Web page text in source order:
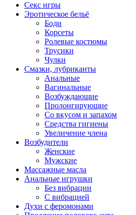
Секс игры
Эротическое бельё
Боди
Корсеты
Ролевые костюмы
Трусики
Чулки
Смазки, лубриканты
Анальные
Вагинальные
Возбуждающие
Пролонгирующие
Со вкусом и запахом
Средства гигиены
Увеличение члена
Возбудители
Женские
Мужские
Массажные масла
Анальные игрушки
Без вибрации
С вибрацией
Духи с феромонами